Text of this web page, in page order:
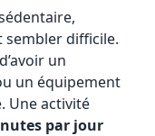
difficile.
un
un équipement
Une activité
par jour